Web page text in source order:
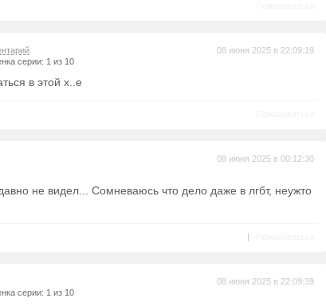
серии: 1 из 10
08 июня 2025 в 22:09:19
в этой х..е
08 июня 2025 в 00:12:30
давно не видел... Сомневаюсь что дело даже в лгбт, неужто
|
серии: 1 из 10
08 июня 2025 в 22:09:39